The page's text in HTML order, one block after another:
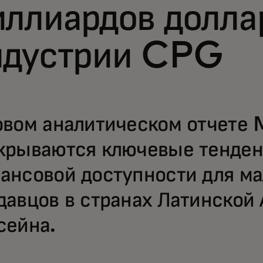
CPG
аналитическом
ключевые
доступности для
в странах